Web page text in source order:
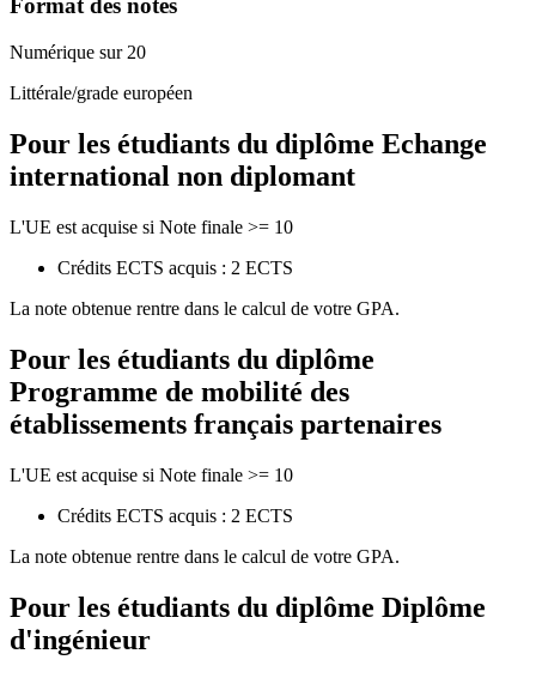
Format des notes
Numérique sur 20
Littérale/grade européen
Pour les étudiants du diplôme Echange
international non diplomant
L'UE est acquise si Note finale >= 10
Crédits ECTS acquis : 2 ECTS
La note obtenue rentre dans le calcul de votre GPA.
Pour les étudiants du diplôme
Programme de mobilité des
établissements français partenaires
L'UE est acquise si Note finale >= 10
Crédits ECTS acquis : 2 ECTS
La note obtenue rentre dans le calcul de votre GPA.
Pour les étudiants du diplôme Diplôme
d'ingénieur